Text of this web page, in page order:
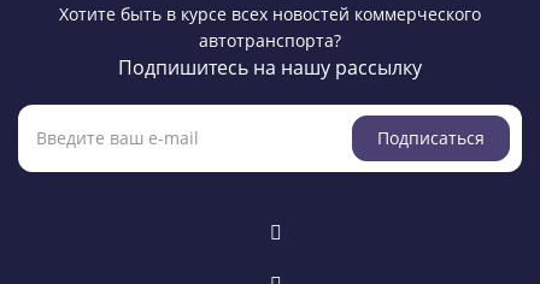
Хотите быть в курсе всех новостей коммерческого
автотранспорта?
Подпишитесь на нашу рассылку
Подписаться